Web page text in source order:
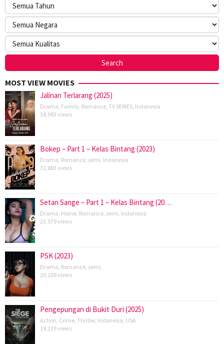
MOST VIEW MOVIES
Jalinan Terlarang (2025)
Drama Family Romance TV SERIES Indonesia
38,983 views
Bokep – Part 1 – Kelas Bintang (2023)
Drama Romance semi Indonesia
31,883 views
Setan Sange – Part 1 – Kelas Bintang (20…
Drama Horror, Romance semi Indonesia
23,579 views
PSK (2023)
Drama Romance semi
20,169 views
Pengepungan di Bukit Duri (2025)
Action Crime Thriller, Indonesia USA
19,139 views